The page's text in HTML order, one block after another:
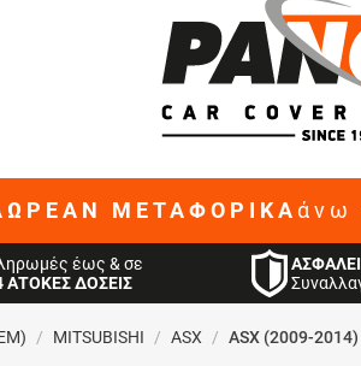
ΜΕΤΑΦΟΡΙΚΑ άνω
έως & σε
ΑΤΟΚΕΣ ΔΟΣΕΙΣ
/ MITSUBISHI / ASX / ASX (2009-2014)